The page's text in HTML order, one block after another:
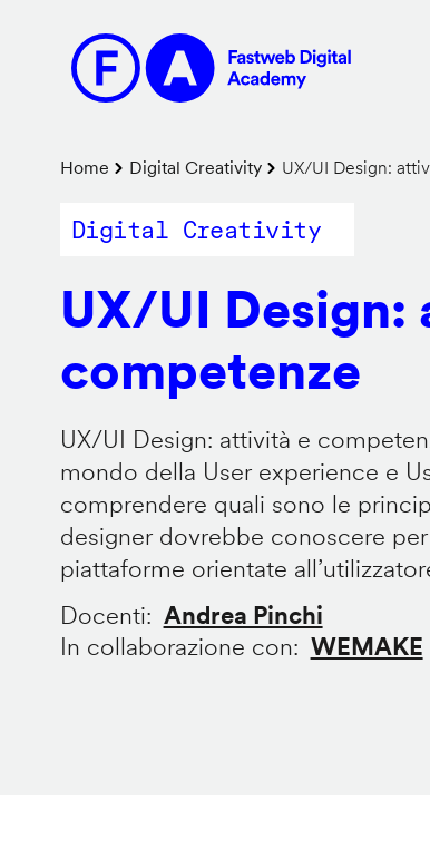
contenuto
principale
Briciole
di
Home Digital Creativity UX/UI Design:
Digital Creativity
UX/UI Design:
competenze
UX/UI Design: attività e
mondo della User experience e
comprendere quali sono le
designer dovrebbe conoscere
piattaforme orientate
Docenti
Andrea Pinchi
In collaborazione con
WEMAKE